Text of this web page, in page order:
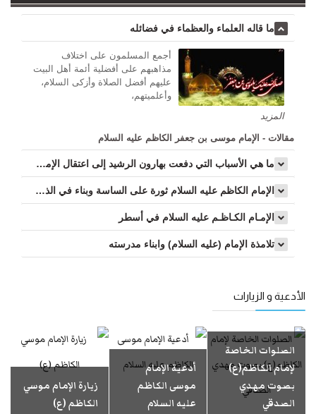
ما قاله العلماء والعظماء في فضائله
أجمع المسلمون على اختلاف
مذاهبهم على أفضلية أئمة أهل البيت
عليهم أفضل الصلاة وأزكى السلام،
وأعلميتهم،
المزید
مقالات - الإمام موسى بن جعفر الكاظم عليه السلام
ما هي الأسباب التي دفعت بهارون الرشيد إلى اعتقال الإمام (عليه السلام)؟...
الإمام الكاظم عليه السلام ثورة على الساسة وبناء في الذات...
الإمـام الكـاظـم عليه السلام في أسطر
تلامذة الإمام (عليه السلام) وابناء مدرسته
الأدعية و الزيارات
الصلوات الخاصة
لإمام الكاظم(ع)
بصوت مهدي
الصدقي
أدعية الإمام
موسى الكاظم
عليه السلام
زيارة الإمام موسي
الكاظم (ع)